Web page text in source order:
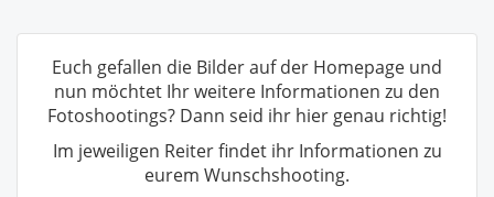
Euch gefallen die Bilder auf der Homepage und
nun möchtet Ihr weitere Informationen zu den
Fotoshootings? Dann seid ihr hier genau richtig!
Im jeweiligen Reiter findet ihr Informationen zu
eurem Wunschshooting.